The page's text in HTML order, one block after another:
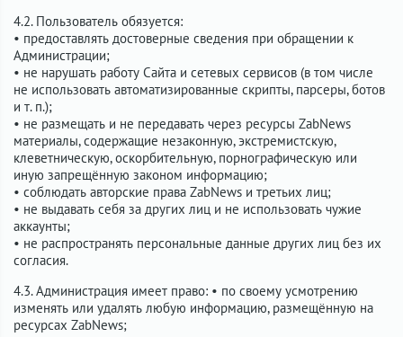
4.2. Пользователь обязуется:
• предоставлять достоверные сведения при обращении к
Администрации;
• не нарушать работу Сайта и сетевых сервисов (в том числе
не использовать автоматизированные скрипты, парсеры, ботов
и т. п.);
• не размещать и не передавать через ресурсы ZabNews
материалы, содержащие незаконную, экстремистскую,
клеветническую, оскорбительную, порнографическую или
иную запрещённую законом информацию;
• соблюдать авторские права ZabNews и третьих лиц;
• не выдавать себя за других лиц и не использовать чужие
аккаунты;
• не распространять персональные данные других лиц без их
согласия.
4.3. Администрация имеет право: • по своему усмотрению
изменять или удалять любую информацию, размещённую на
ресурсах ZabNews;